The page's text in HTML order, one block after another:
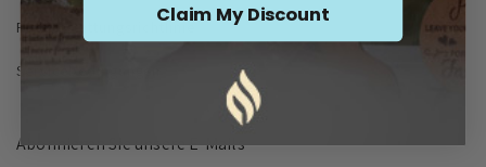
Rückerstattungsrichtlinie
Servicebedingungen
Abonnieren Sie unsere E-Mails
Claim My Discount